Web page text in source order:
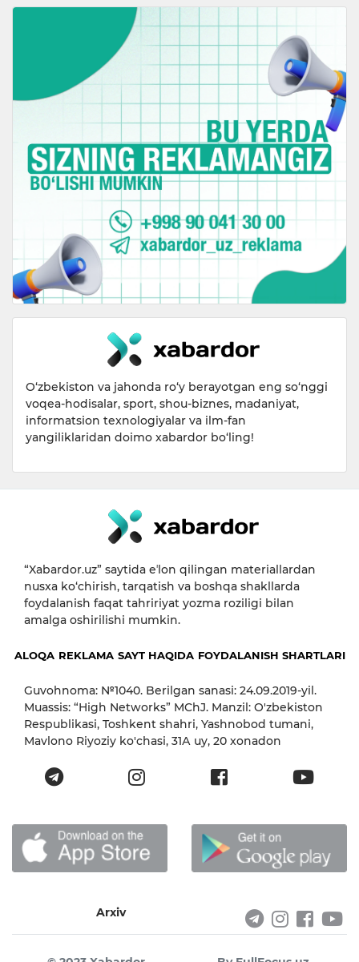
O‘zbekiston va jahonda ro‘y berayotgan eng so‘nggi
voqea-hodisalar, sport, shou-biznes, madaniyat,
informatsion texnologiyalar va ilm-fan
yangiliklaridan doimo xabardor bo‘ling!
“Xabardor.uz” saytida eʼlon qilingan materiallardan
nusxa ko‘chirish, tarqatish va boshqa shakllarda
foydalanish faqat tahririyat yozma roziligi bilan
amalga oshirilishi mumkin.
ALOQA REKLAMA SAYT HAQIDA FOYDALANISH SHARTLARI
Guvohnoma: №1040. Berilgan sanasi: 24.09.2019-yil.
Muassis: “High Networks” MChJ. Manzil: O'zbekiston
Respublikasi, Toshkent shahri, Yashnobod tumani,
Mavlono Riyoziy ko'chasi, 31А uy, 20 xonadon
Arxiv